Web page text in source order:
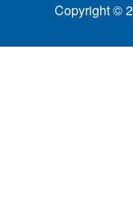
Copyright ©